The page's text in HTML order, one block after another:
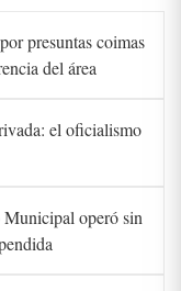
presuntas coimas
del área
el oficialismo
operó sin